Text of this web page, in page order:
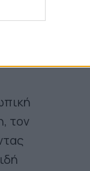
να
τον